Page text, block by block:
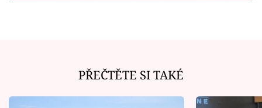
Sledujte nás
PŘEČTĚTE SI TAKÉ